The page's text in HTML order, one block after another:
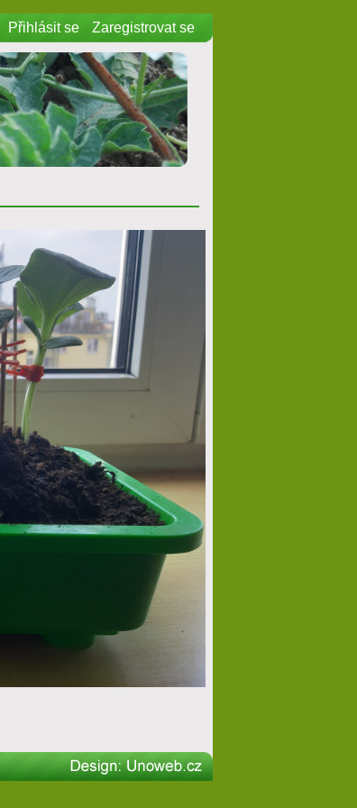
Přihlásit se Zaregistrovat se